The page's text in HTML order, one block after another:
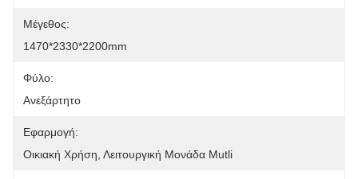
Μέγεθος:
1470*2330*2200mm
Φύλο:
Ανεξάρτητο
Εφαρμογή:
Οικιακή Χρήση, Λειτουργική Μονάδα Mutli